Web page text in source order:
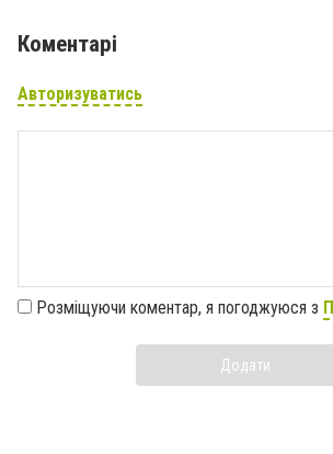
Коментарі
Авторизуватись
Розміщуючи коментар, я погоджуюся з
Додати